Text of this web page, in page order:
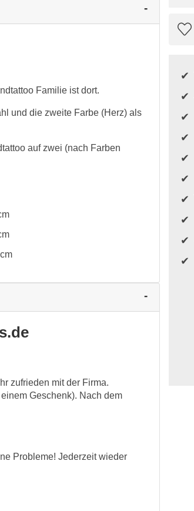
Familie ist dort.
und die zweite Farbe (Herz) als
auf zwei (nach Farben
zufrieden mit der Firma.
Geschenk). Nach dem
Probleme! Jederzeit wieder